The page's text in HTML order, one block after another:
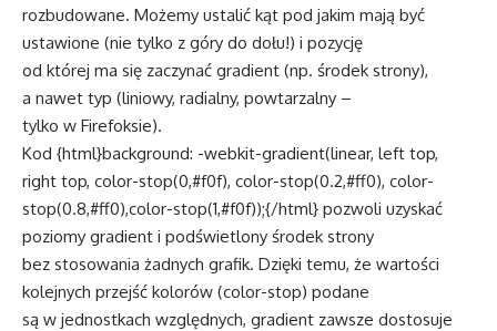
rozbudowane. Możemy ustalić kąt pod jakim mają być
ustawione (nie tylko z góry do dołu!) i pozycję
od której ma się zaczynać gradient (np. środek strony),
a nawet typ (liniowy, radialny, powtarzalny –
tylko w Firefoksie).
Kod {html}background: -webkit-gradient(linear, left top,
right top, color-stop(0,#f0f), color-stop(0.2,#ff0), color-
stop(0.8,#ff0),color-stop(1,#f0f));{/html} pozwoli uzyskać
poziomy gradient i podświetlony środek strony
bez stosowania żadnych grafik. Dzięki temu, że wartości
kolejnych przejść kolorów (color-stop) podane
są w jednostkach względnych, gradient zawsze dostosuje